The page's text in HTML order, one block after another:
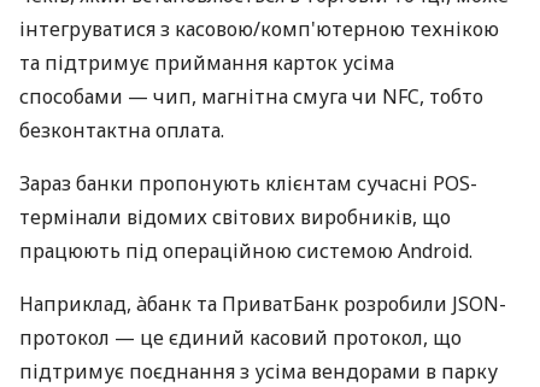
інтегруватися з касовою/комп'ютерною технікою
та підтримує приймання карток усіма
способами — чип, магнітна смуга чи NFC, тобто
безконтактна оплата.
Зараз банки пропонують клієнтам сучасні POS-
термінали відомих світових виробників, що
працюють під операційною системою Android.
Наприклад, àбанк та ПриватБанк розробили JSON-
протокол — це єдиний касовий протокол, що
підтримує поєднання з усіма вендорами в парку